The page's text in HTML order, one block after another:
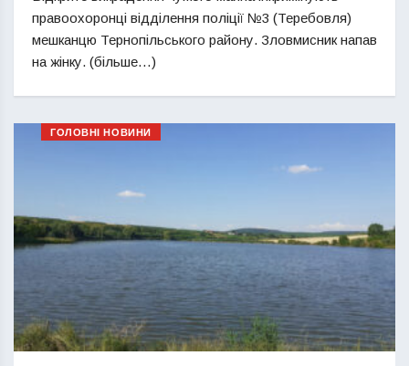
правоохоронці відділення поліції №3 (Теребовля)
мешканцю Тернопільського району. Зловмисник напав
на жінку. (більше…)
ГОЛОВНІ НОВИНИ